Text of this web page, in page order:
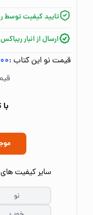
تایید کیفیت توسط
ارسال از انبار ریباکس
قیمت نو این کتاب :
سایر کیفیت
نو